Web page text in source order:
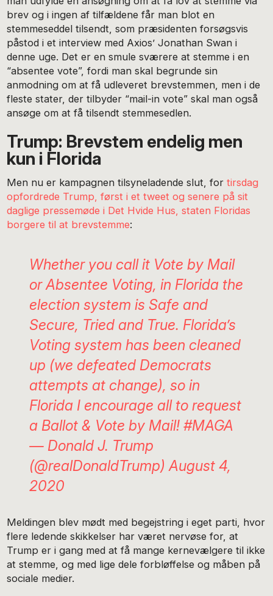
brev og i ingen af tilfældene får man blot en
stemmeseddel tilsendt, som præsidenten forsøgsvis
påstod i et interview med Axios’ Jonathan Swan i
denne uge. Det er en smule sværere at stemme i en
“absentee vote”, fordi man skal begrunde sin
anmodning om at få udleveret brevstemmen, men i de
fleste stater, der tilbyder “mail-in vote” skal man også
ansøge om at få tilsendt stemmesedlen.
Trump: Brevstem endelig men
kun i Florida
Men nu er kampagnen tilsyneladende slut, for tirsdag
opfordrede Trump, først i et tweet og senere på sit
daglige pressemøde i Det Hvide Hus, staten Floridas
borgere til at brevstemme:
Whether you call it Vote by Mail
or Absentee Voting, in Florida the
election system is Safe and
Secure, Tried and True. Florida’s
Voting system has been cleaned
up (we defeated Democrats
attempts at change), so in
Florida I encourage all to request
a Ballot & Vote by Mail! #MAGA
— Donald J. Trump
(@realDonaldTrump) August 4,
2020
Meldingen blev mødt med begejstring i eget parti, hvor
flere ledende skikkelser har været nervøse for, at
Trump er i gang med at få mange kernevælgere til ikke
at stemme, og med lige dele forbløffelse og måben på
sociale medier.